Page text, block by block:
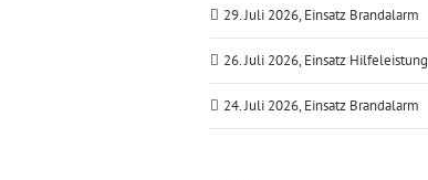
29. Juli 2026, Einsatz Brandalarm
26. Juli 2026, Einsatz Hilfeleistung
24. Juli 2026, Einsatz Brandalarm